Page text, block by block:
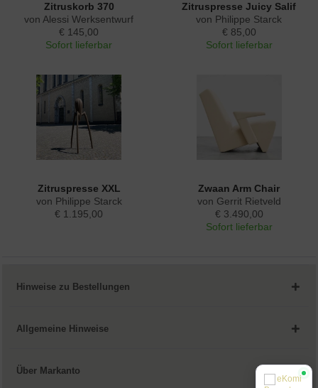
Zitruskorb 370
von Alessi Werksentwurf
€ 145,00
Sofort lieferbar
Zitruspresse Juicy Salif
von Philippe Starck
€ 85,00
Sofort lieferbar
Zitruspresse XXL
von Philippe Starck
€ 1.195,00
Zwaan Arm Chair
von Gerrit Rietveld
€ 3.490,00
Sofort lieferbar
Hinweise zu Bestellungen
Allgemeine Hinweise
Über Markanto